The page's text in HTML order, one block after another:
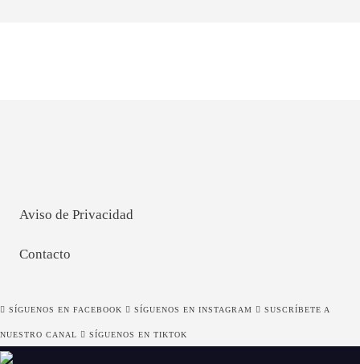
Aviso de Privacidad
Contacto
SÍGUENOS EN FACEBOOK SÍGUENOS EN INSTAGRAM SUSCRÍBETE A
NUESTRO CANAL SÍGUENOS EN TIKTOK